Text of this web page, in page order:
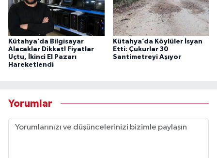
Kütahya’da Bilgisayar
Alacaklar Dikkat! Fiyatlar
Uçtu, İkinci El Pazarı
Hareketlendi
Kütahya’da Köylüler İsyan
Etti: Çukurlar 30
Santimetreyi Aşıyor
Yorumlar